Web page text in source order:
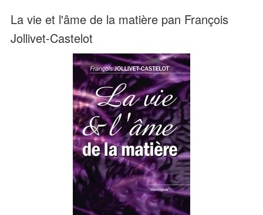
La vie et l'âme de la matière pan François
Jollivet-Castelot